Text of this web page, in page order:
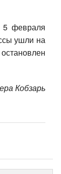
5 февраля
ушли на
Кобзарь